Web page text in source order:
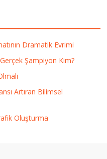
Dramatik Evrimi
Şampiyon Kim?
Artıran Bilimsel
Oluşturma